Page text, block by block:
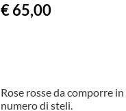
€ 65,00
Rose rosse da comporre
numero di steli.